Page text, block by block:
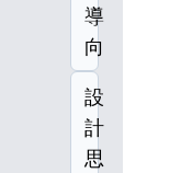
導
向
設
計
思